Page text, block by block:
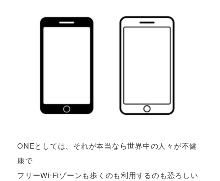
ONEとしては、それが本当なら世界中の人々が不健
康で
フリーWi-Fiゾーンも歩くのも利用するのも恐ろしい